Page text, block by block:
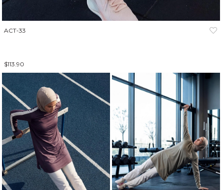
ACT-33
$113.90